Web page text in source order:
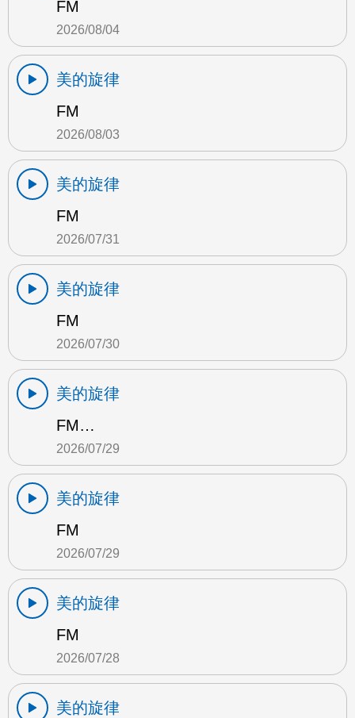
FM
2026/08/04
美的旋律
FM
2026/08/03
美的旋律
FM
2026/07/31
美的旋律
FM
2026/07/30
美的旋律
FM…
2026/07/29
美的旋律
FM
2026/07/29
美的旋律
FM
2026/07/28
美的旋律